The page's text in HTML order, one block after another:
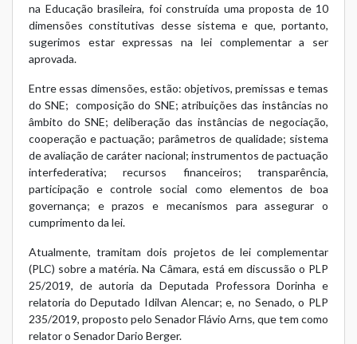
na Educação brasileira, foi construída uma proposta de 10
dimensões constitutivas desse sistema e que, portanto,
sugerimos estar expressas na lei complementar a ser
aprovada.
Entre essas dimensões, estão: objetivos, premissas e temas
do SNE; composição do SNE; atribuições das instâncias no
âmbito do SNE; deliberação das instâncias de negociação,
cooperação e pactuação; parâmetros de qualidade; sistema
de avaliação de caráter nacional; instrumentos de pactuação
interfederativa; recursos financeiros; transparência,
participação e controle social como elementos de boa
governança; e prazos e mecanismos para assegurar o
cumprimento da lei.
Atualmente, tramitam dois projetos de lei complementar
(PLC) sobre a matéria. Na Câmara, está em discussão o PLP
25/2019, de autoria da Deputada Professora Dorinha e
relatoria do Deputado Idilvan Alencar; e, no Senado, o PLP
235/2019, proposto pelo Senador Flávio Arns, que tem como
relator o Senador Dario Berger.